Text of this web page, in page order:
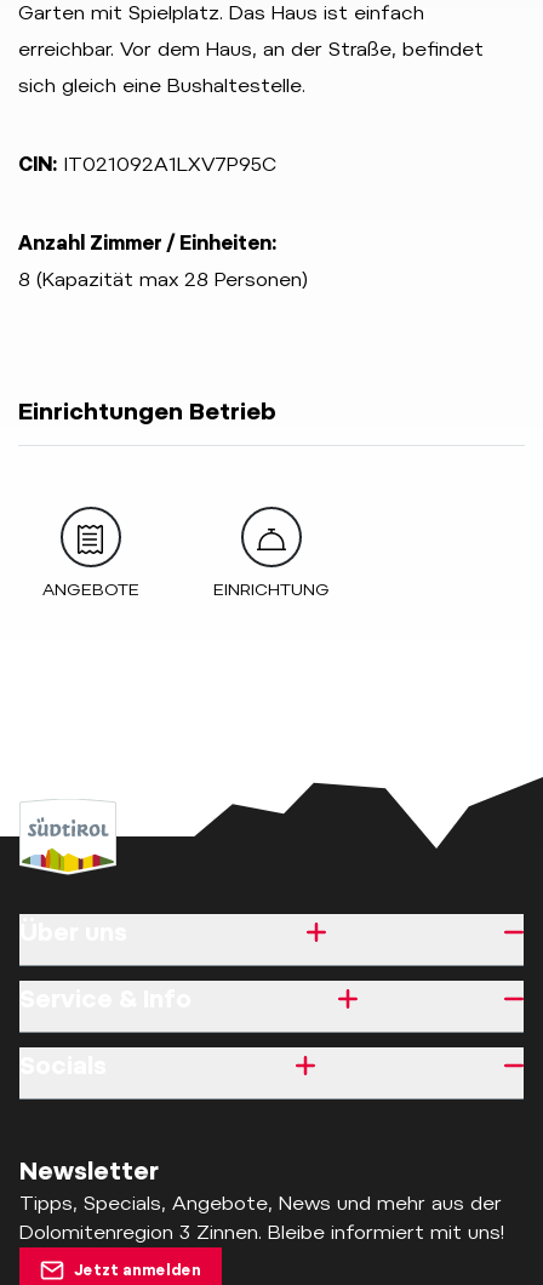
Garten mit Spielplatz. Das Haus ist einfach
erreichbar. Vor dem Haus, an der Straße, befindet
sich gleich eine Bushaltestelle.
CIN: IT021092A1LXV7P95C
Anzahl Zimmer / Einheiten:
8 (Kapazität max 28 Personen)
Einrichtungen Betrieb
ANGEBOTE EINRICHTUNG
Newsletter
Tipps, Specials, Angebote, News und mehr aus der
Dolomitenregion 3 Zinnen. Bleibe informiert mit uns!
Jetzt anmelden